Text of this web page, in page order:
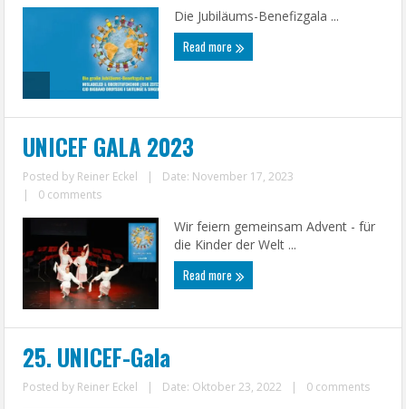
Die Jubiläums-Benefizgala ...
Read more
UNICEF GALA 2023
Posted by Reiner Eckel |
Date: November 17, 2023
|
0 comments
Wir feiern gemeinsam Advent - für
die Kinder der Welt ...
Read more
25. UNICEF-Gala
Posted by Reiner Eckel | Date: Oktober 23, 2022 | 0 comments